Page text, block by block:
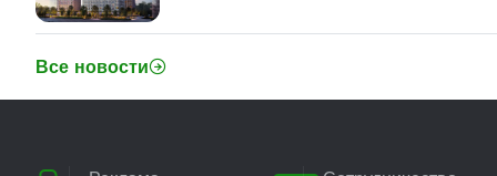
Все новости